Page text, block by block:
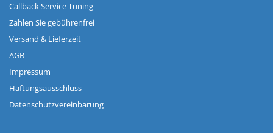
Callback Service Tuning
Zahlen Sie gebührenfrei
Versand & Lieferzeit
AGB
Impressum
Haftungsausschluss
Datenschutzvereinbarung